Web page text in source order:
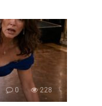
0 228